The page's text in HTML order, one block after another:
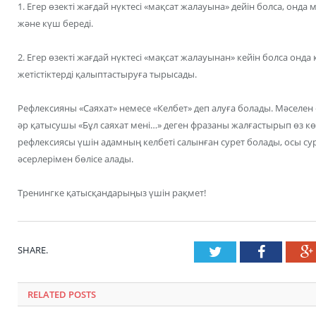
1. Егер өзекті жағдай нүктесі «мақсат жалауына» дейін болса,
және күш береді.
2. Егер өзекті жағдай нүктесі «мақсат жалауынан» кейін болса
жетістіктерді қалыптастыруға тырысады.
Рефлексияны «Саяхат» немесе «Келбет» деп алуға болады.
әр қатысушы «Бұл саяхат мені…» деген фразаны жалғастырып өз
рефлексиясы үшін адамның келбеті салынған сурет болады, осы
әсерлерімен бөлісе алады.
Тренингке қатысқандарыңыз үшін рақмет!
SHARE. Twitter
RELATED POSTS